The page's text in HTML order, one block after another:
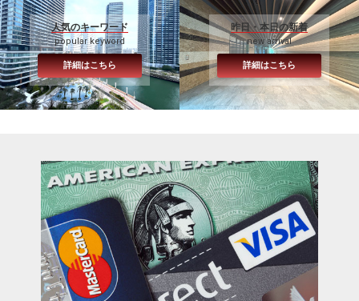
人気のキーワード
popular keyword
詳細はこちら
昨日・本日の新着
new arrival
詳細はこちら